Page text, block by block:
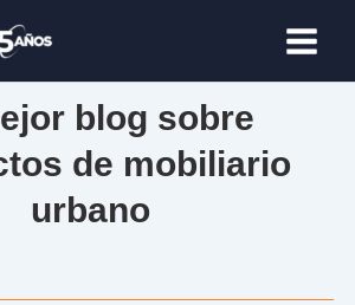
blog sobre
de mobiliario
urbano